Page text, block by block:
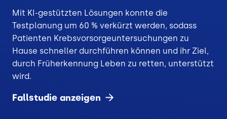
Mit KI-gestützten Lösungen konnte die
Testplanung um 60 % verkürzt werden, sodass
Patienten Krebsvorsorgeuntersuchungen zu
Hause schneller durchführen können und ihr Ziel,
durch Früherkennung Leben zu retten, unterstützt
wird.
Fallstudie anzeigen